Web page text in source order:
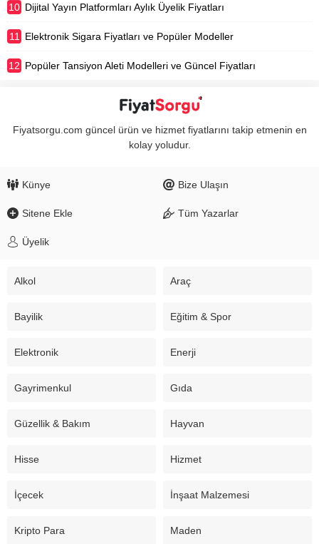
10 Dijital Yayın Platformları Aylık Üyelik Fiyatları
11 Elektronik Sigara Fiyatları ve Popüler Modeller
12 Popüler Tansiyon Aleti Modelleri ve Güncel Fiyatları
Fiyatsorgu.com güncel ürün ve hizmet fiyatlarını takip etmenin en
kolay yoludur.
Künye Bize Ulaşın
Sitene Ekle Tüm Yazarlar
Üyelik
Alkol Araç
Bayilik Eğitim & Spor
Elektronik Enerji
Gayrimenkul Gıda
Güzellik & Bakım Hayvan
Hisse Hizmet
İçecek İnşaat Malzemesi
Kripto Para Maden